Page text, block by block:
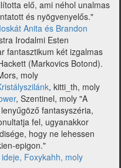
elő, ami néhol unalmas
és nyögvenyelős."
Anita és Brandon
Irodalmi Esten
fantasztikum két izgalmas
(Markovics Botond).
moly
, kitti_th, moly
, Szentinel, moly "A
fantasyszéria,
fel, ugyanakkor
hogy ne lehessen
epigon."
Foxykahh, moly